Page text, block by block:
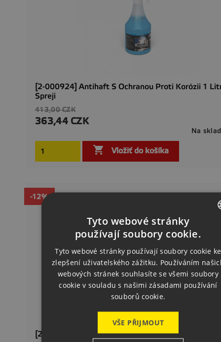
[2-000924] Antihaft S Ochranou Proti Korózii 1
Spreji
Základná
cena
413,00 CZK
Cena
363,44 CZK
Na
 Vložiť do košíka
[2-000926] Antihaft S Ochranou Proti Korózii 5
-12%
ENGLISH
GERMAN
Tyto webové stránky
používají soubory cookie.
Tyto webové stránky používají soubory cookie ke
zlepšení uživatelského zážitku. Používáním
webových stránek souhlasíte se všemi soubory
cookie v souladu s našimi zásadami používání
souborů cookie.
VŠE PŘIJMOUT